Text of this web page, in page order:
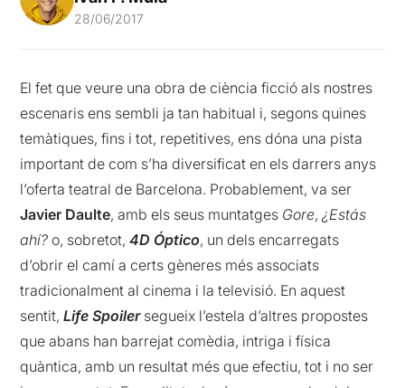
28/06/2017
El fet que veure una obra de ciència ficció als nostres
escenaris ens sembli ja tan habitual i, segons quines
temàtiques, fins i tot, repetitives, ens dóna una pista
important de com s’ha diversificat en els darrers anys
l’oferta teatral de Barcelona. Probablement, va ser
Javier Daulte, amb els seus muntatges Gore,¿Estás
ahí? o, sobretot,4D Óptico, un dels encarregats
d’obrir el camí a certs gèneres més associats
tradicionalment al cinema i la televisió. En aquest
sentit,Life Spoilersegueix l’estela d’altres propostes
que abans han barrejat comèdia, intriga i física
quàntica, amb un resultat més que efectiu, tot i no ser